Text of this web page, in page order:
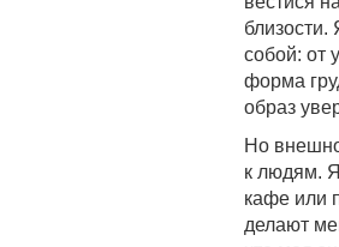
близости.
собой: от
форма
образ
Но
к людям.
кафе или
делают